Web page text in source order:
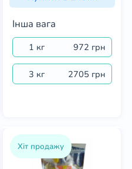
Інша вага
1 кг 972 грн
3 кг 2705 грн
Хіт продажу